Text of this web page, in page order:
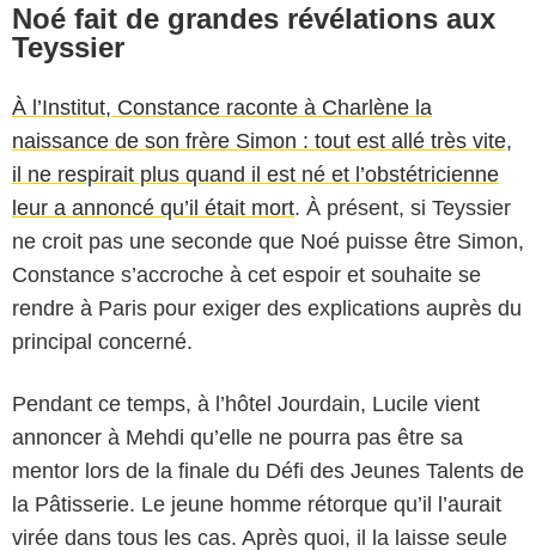
Noé fait de grandes révélations aux
Teyssier
À l’Institut, Constance raconte à Charlène la
naissance de son frère Simon : tout est allé très vite,
il ne respirait plus quand il est né et l’obstétricienne
leur a annoncé qu’il était mort. À présent, si Teyssier
ne croit pas une seconde que Noé puisse être Simon,
Constance s’accroche à cet espoir et souhaite se
rendre à Paris pour exiger des explications auprès du
principal concerné.
Pendant ce temps, à l’hôtel Jourdain, Lucile vient
annoncer à Mehdi qu’elle ne pourra pas être sa
mentor lors de la finale du Défi des Jeunes Talents de
la Pâtisserie. Le jeune homme rétorque qu’il l’aurait
virée dans tous les cas. Après quoi, il la laisse seule